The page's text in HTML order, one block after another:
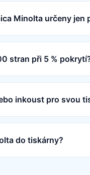
Minolta určeny jen
stran při 5 %
inkoust pro svou
do tiskárny?